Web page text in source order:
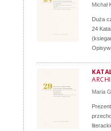
Michał
Duża
24
Maria